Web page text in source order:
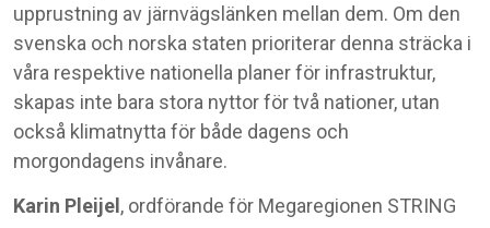
upprustning av järnvägslänken mellan dem. Om den
svenska och norska staten prioriterar denna sträcka i
våra respektive nationella planer för infrastruktur,
skapas inte bara stora nyttor för två nationer, utan
också klimatnytta för både dagens och
morgondagens invånare.
Karin Pleijel , ordförande för Megaregionen STRING